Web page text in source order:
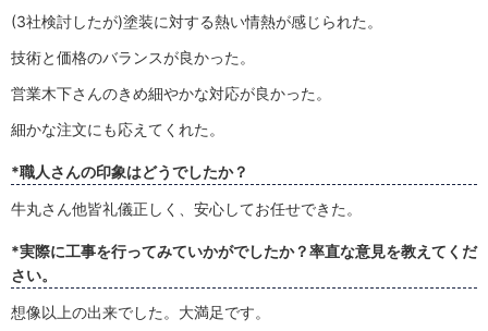
(3社検討したが)塗装に対する熱い情熱が感じられた。
技術と価格のバランスが良かった。
営業木下さんのきめ細やかな対応が良かった。
細かな注文にも応えてくれた。
*職人さんの印象はどうでしたか？
牛丸さん他皆礼儀正しく、安心してお任せできた。
*実際に工事を行ってみていかがでしたか？率直な意見を教えてくだ
さい。
想像以上の出来でした。大満足です。